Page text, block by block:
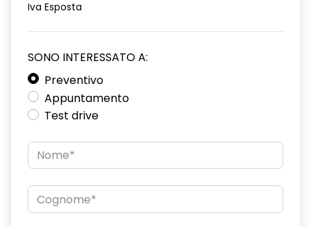
Distance warning avviso distanza di sicurezza
Driver display con schermo TFT da 3,5''
Eco Mode
compatibile 2G/3G o 4G/5G in base al veicolo
Firma luminosa pixelata con fari full LED
HARM03
Iva Esposta
SONO INTERESSATO A:
Preventivo
Appuntamento
Test drive